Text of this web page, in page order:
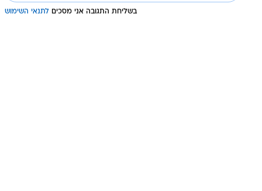
בשליחת התגובה אני מסכים לתנאי השימוש